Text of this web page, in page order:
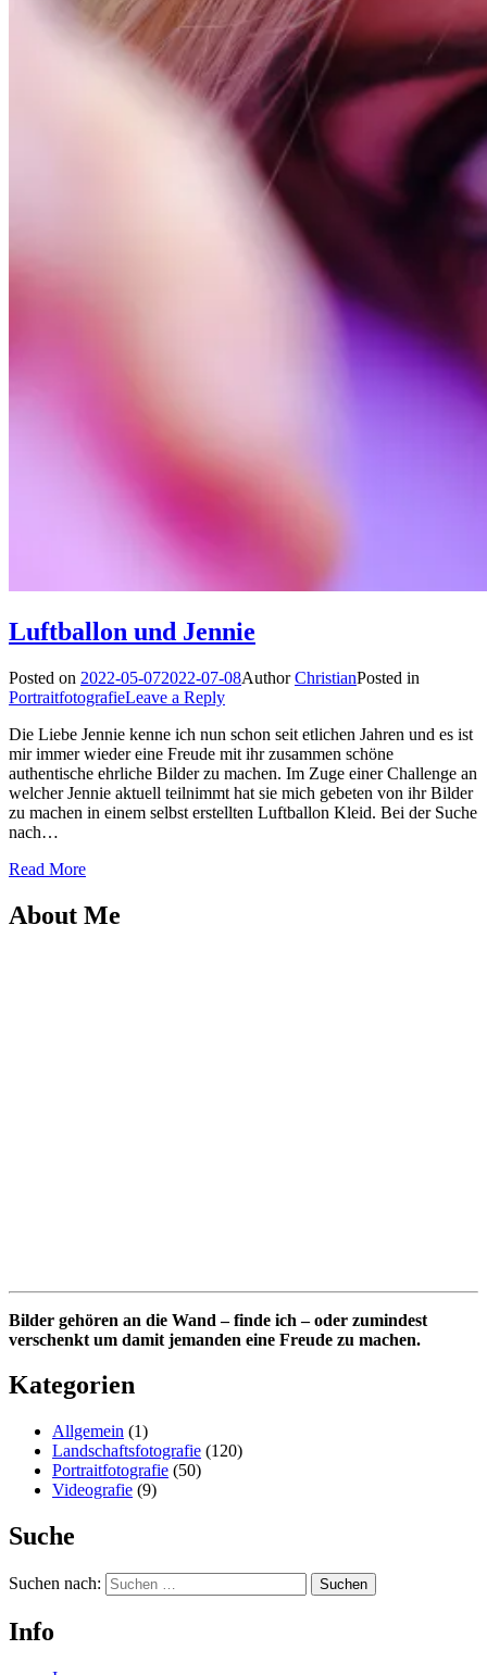
Luftballon und Jennie
Posted on 2022-05-072022-07-08AuthorChristianPosted in
PortraitfotografieLeave a Reply
Die Liebe Jennie kenne ich nun schon seit etlichen Jahren und es ist
mir immer wieder eine Freude mit ihr zusammen schöne
authentische ehrliche Bilder zu machen. Im Zuge einer Challenge an
welcher Jennie aktuell teilnimmt hat sie mich gebeten von ihr Bilder
zu machen in einem selbst erstellten Luftballon Kleid. Bei der Suche
nach…
Read More
About Me
Bilder gehören an die Wand – finde ich – oder zumindest
verschenkt um damit jemanden eine Freude zu machen.
Kategorien
Allgemein (1)
Landschaftsfotografie (120)
Portraitfotografie (50)
Videografie (9)
Suche
Suchen nach:
Info